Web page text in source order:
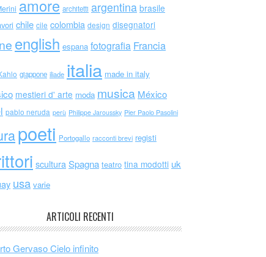
amore architetti argentina brasile
chile cile colombia design disegnatori
english espana fotografia Francia
giappone iliade italia made in italy
mestieri d' arte moda musica México
pablo neruda perù Philippe Jaroussky Pier Paolo Pasolini
poeti Portogallo racconti brevi registi
scultura Spagna teatro tina modotti uk
usa varie
ARTICOLI RECENTI
Gervaso Cielo infinito